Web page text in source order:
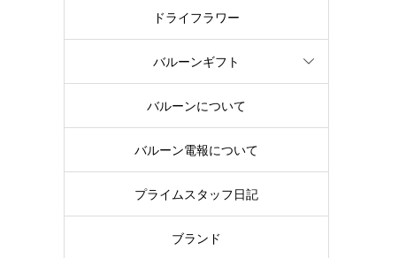
ドライフラワー
バルーンギフト
バルーンについて
バルーン電報について
プライムスタッフ日記
ブランド